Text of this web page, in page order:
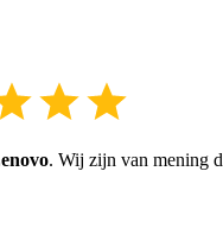
. Wij zijn van mening